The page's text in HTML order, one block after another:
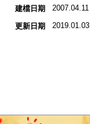
建檔日期 2007.04.11
更新日期 2019.01.03